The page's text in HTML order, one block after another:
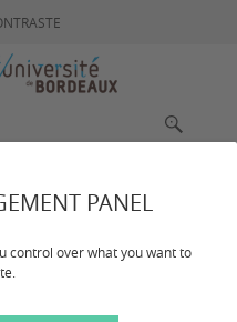
PANEL
control over what you want to